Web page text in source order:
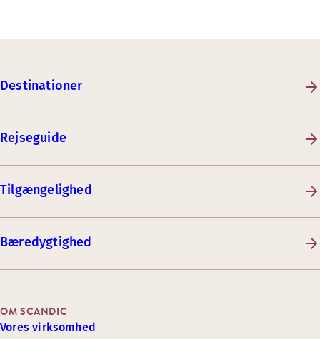
Destinationer
Rejseguide
Tilgængelighed
Bæredygtighed
OM SCANDIC
Vores virksomhed